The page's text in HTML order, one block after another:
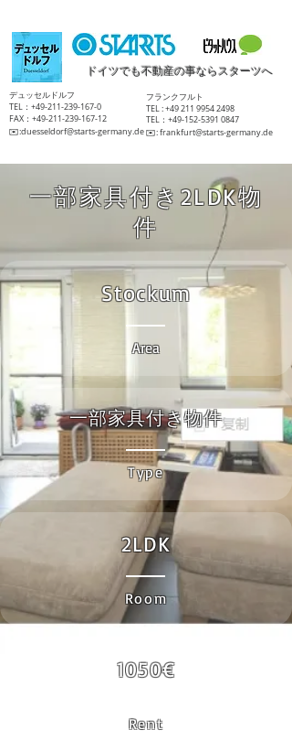
ドイツでも不動産の事ならスターツへ
​デュッセルドルフ
TEL：+49-211-239-167-0
FAX：+49-211-239-167-12
​✉️:duesseldorf@starts-germany.de
​フランクフルト
TEL :+49 211 9954 2498
TEL：+49-152-5391 0847
​✉️:frankfurt@starts-germany.de
一部家具付き2LDK物
件
Stockum
Area
一部家具付き物件
Type
2LDK
Room
1050€
Rent